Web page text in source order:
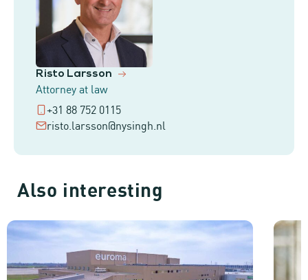
Risto Larsson
Attorney at law
+31 88 752 0115
risto.larsson@nysingh.nl
Also interesting